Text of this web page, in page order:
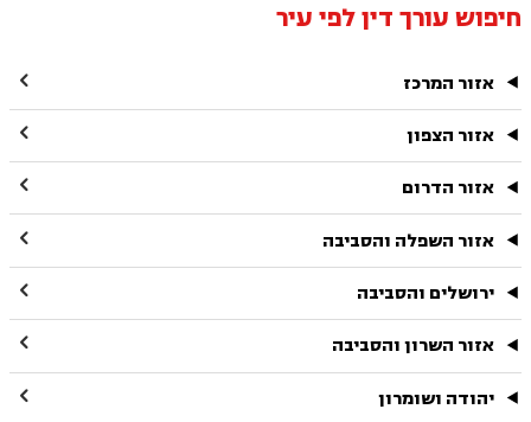
חיפוש עורך דין לפי עיר
אזור המרכז 
אזור הצפון 
אזור הדרום 
אזור השפלה והסביבה 
ירושלים והסביבה 
אזור השרון והסביבה 
יהודה ושומרון 